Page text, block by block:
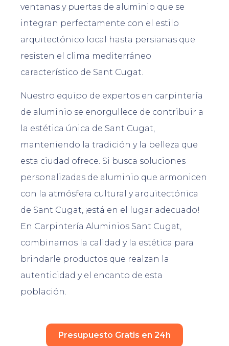
ventanas y puertas de aluminio que se
integran perfectamente con el estilo
arquitectónico local hasta persianas que
resisten el clima mediterráneo
característico de Sant Cugat.
Nuestro equipo de expertos en carpintería
de aluminio se enorgullece de contribuir a
la estética única de Sant Cugat,
manteniendo la tradición y la belleza que
esta ciudad ofrece. Si busca soluciones
personalizadas de aluminio que armonicen
con la atmósfera cultural y arquitectónica
de Sant Cugat, ¡está en el lugar adecuado!
En Carpintería Aluminios Sant Cugat,
combinamos la calidad y la estética para
brindarle productos que realzan la
autenticidad y el encanto de esta
población.
Presupuesto Gratis en 24h